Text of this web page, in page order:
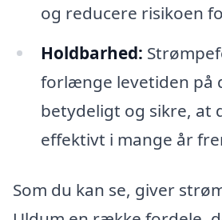
og reducere risikoen
Holdbarhed:
forlænge levetiden på
betydeligt og sikre, at
effektivt i mange år
Som du kan se, giver